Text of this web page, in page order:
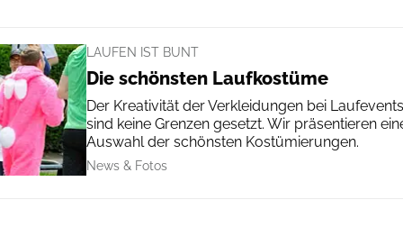
LAUFEN IST BUNT
Die schönsten Laufkostüme
Der Kreativität der Verkleidungen bei Laufevents
sind keine Grenzen gesetzt. Wir präsentieren
Auswahl der schönsten Kostümierungen.
News & Fotos